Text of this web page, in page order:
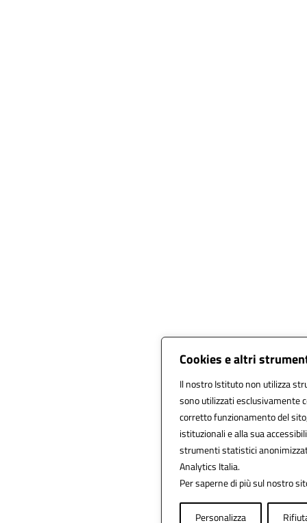
Cookies e altri
Il nostro Istituto non utilizza
sono utilizzati esclusivamente
corretto funzionamento del
istituzionali e alla sua
strumenti statistici
Analytics Italia.
Per saperne di più sul nostro
Personalizza